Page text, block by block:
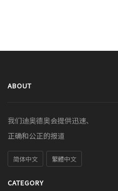
ABOUT
我们迪奥德奥会提供迅速、
正确和公正的报道
简体中文 繁體中文
CATEGORY